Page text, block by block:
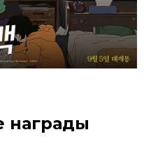
награды